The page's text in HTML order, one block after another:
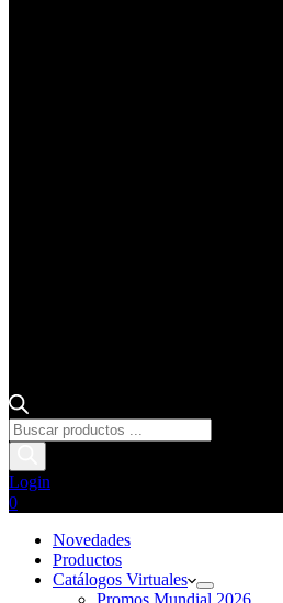
Login
0
Novedades
Productos
Catálogos Virtuales
Promos Mundial 2026